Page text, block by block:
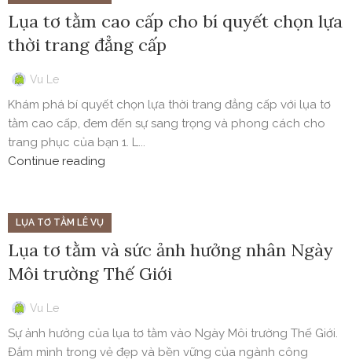
Lụa tơ tằm cao cấp cho bí quyết chọn lựa
thời trang đẳng cấp
Vu Le
Khám phá bí quyết chọn lựa thời trang đẳng cấp với lụa tơ
tằm cao cấp, đem đến sự sang trọng và phong cách cho
trang phục của bạn 1. L...
Continue reading
LỤA TƠ TẰM LÊ VỤ
Lụa tơ tằm và sức ảnh hưởng nhân Ngày
Môi trường Thế Giới
Vu Le
Sự ảnh hưởng của lụa tơ tằm vào Ngày Môi trường Thế Giới.
Đắm mình trong vẻ đẹp và bền vững của ngành công